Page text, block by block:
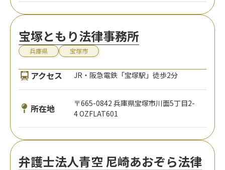
宝塚ともり法律事務所
兵庫県 宝塚市
アクセス JR・阪急電鉄「宝塚駅」徒歩2分
所在地
〒665-0842 兵庫県宝塚市川面5丁目2-
4 OZFLAT601
弁護士法人青空 尼崎あおぞら法律